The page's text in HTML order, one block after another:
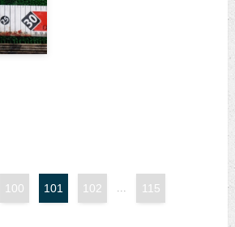
100 101 102 ... 115